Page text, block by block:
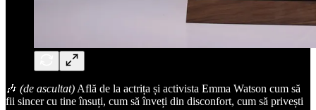
🎶 (de ascultat) Află de la actrița și activista Emma Watson cum să
fii sincer cu tine însuți, cum să înveți din disconfort, cum să privești